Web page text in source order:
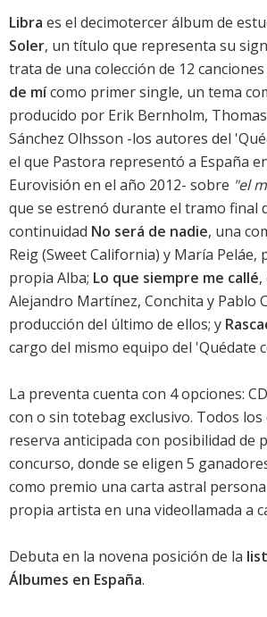
Libra es el decimotercer álbum de
Soler, un título que representa su
trata de una colección de 12
de mícomo primer single, un tema
producido por Erik Bernholm,
Sánchez Olhsson -los autores del
el que Pastora representó a España
Eurovisión en el año 2012- sobre "el
que se estrenó durante el tramo final
continuidad No será de nadie, una
Reig (Sweet California) y María Peláe,
propia Alba; Lo que siempre me callé
Alejandro Martínez, Conchita y Pablo
producción del último de ellos; y
cargo del mismo equipo del 'Quédate
La preventa cuenta con 4 opciones:
con o sin totebag exclusivo. Todos
reserva anticipada con posibilidad de
concurso, donde se eligen 5
como premio una carta astral
propia artista en una videollamada a
Debuta en la novena posición de la
Álbumes en España.